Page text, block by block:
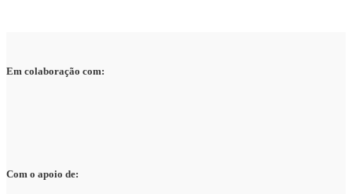
Em colaboração com:
Com o apoio de: